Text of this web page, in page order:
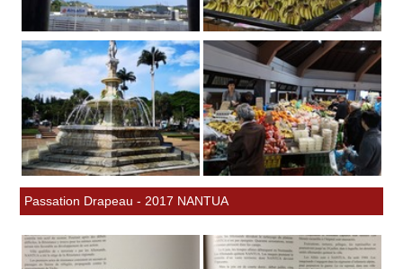
Passation Drapeau - 2017 NANTUA